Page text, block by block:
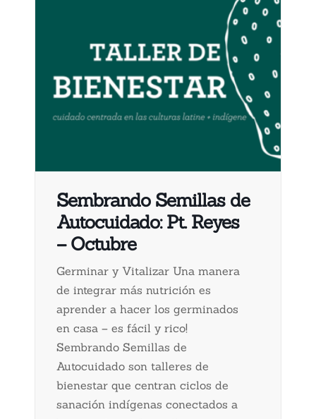
Sembrando Semillas de
Autocuidado: Pt. Reyes
– Octubre
Germinar y Vitalizar Una manera
de integrar más nutrición es
aprender a hacer los germinados
en casa – es fácil y rico!
Sembrando Semillas de
Autocuidado son talleres de
bienestar que centran ciclos de
sanación indígenas conectados a